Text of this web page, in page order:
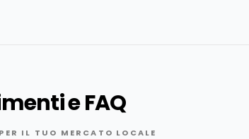
e FAQ
IL TUO MERCATO LOCALE